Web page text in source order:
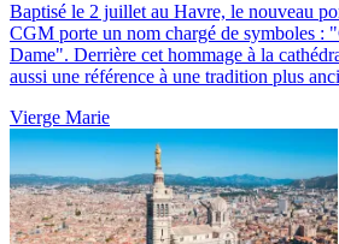
Baptisé le 2 juillet au Havre, le nouveau
CGM porte un nom chargé de symboles
Dame". Derrière cet hommage à la
aussi une référence à une tradition plus
Vierge Marie